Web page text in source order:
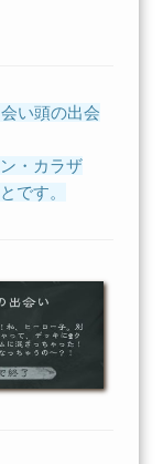
い頭の出会
・カラザ
です。